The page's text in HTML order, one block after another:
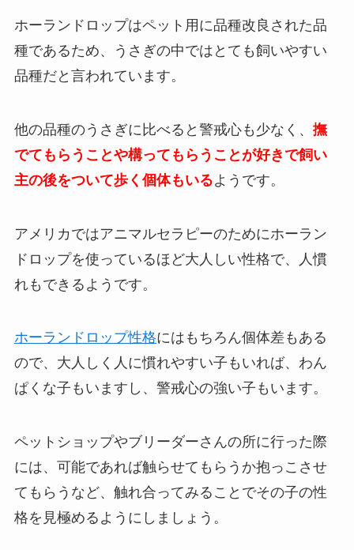
ホーランドロップはペット用に品種改良された品
種であるため、うさぎの中ではとても飼いやすい
品種だと言われています。
他の品種のうさぎに比べると警戒心も少なく、 撫
でてもらうことや構ってもらうことが好きで飼い
主の後をついて歩く 個体もいるようです。
アメリカではアニマルセラピーのためにホーラン
ドロップを使っているほど大人しい性格で、人慣
れもできるようです。
ホーランドロップ性格にはもちろん個体差もある
ので、大人しく人に慣れやすい子もいれば、わん
ぱくな子もいますし、警戒心の強い子もいます。
ペットショップやブリーダーさんの所に行った際
には、可能であれば触らせてもらうか抱っこさせ
てもらうなど、触れ合ってみることでその子の性
格を見極めるようにしましょう。